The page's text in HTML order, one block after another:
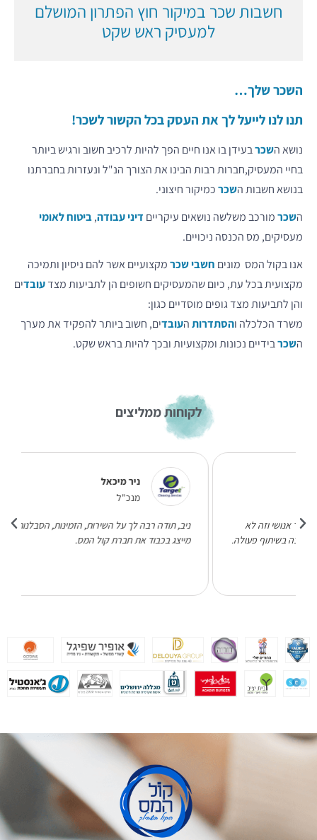
חשבות שכר במיקור חוץ הפתרון המושלם
למעסיק ראש שקט
השכר שלך…
תנו לנו לייעל לך את העסק בכל הקשור לשכר!
נושא השכרבעידן בו אנו חיים הפך להיות לרכיב חשוב ורגיש ביותר
בחיי המעסיק,חברות רבות הבינו את הצורך הנ"ל ונעזרות בחברתנו
בנושא חשבות השכרכמיקור חיצוני.
השכרמורכב משלשה נושאים עיקריים דיני עבודה,ביטוח לאומי
מעסיקים, מס הכנסה ניכויים.
אנו בקול המס מונים חשבי שכרמקצועיים אשר להם ניסיון ותמיכה
מקצועית בכל עת, כיום שהמעסיקים חשופים הן לתביעות מצדעובדים
והן לתביעות מצד גופים מוסדיים כגון:
משרד הכלכלה והסתדרותהעובדים, חשוב ביותר להפקיד את מערך
השכרבידיים נכונות ומקצועיות ובכך להיות בראש שקט.
לקוחות ממליצים
ניב, תודה רבה לך על השירות, הזמינות, הסבלנות, הסובלנות אתה
מייצג בכבוד את חברת קול המס.
ניר מיכאל